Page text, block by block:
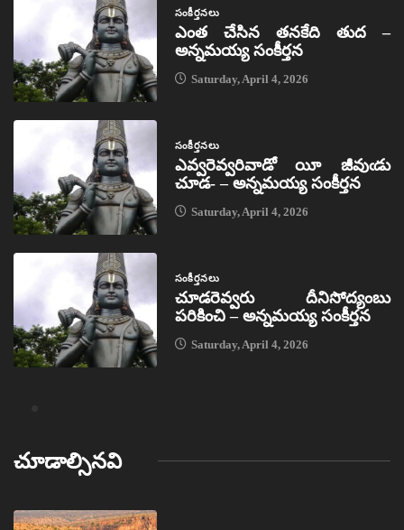
సంకీర్తనలు
ఎంత చేసిన తనకేది తుద –
అన్నమయ్య సంకీర్తన
Saturday, April 4, 2026
సంకీర్తనలు
ఎవ్వరెవ్వరివాడో యీ జీవుఁడు
చూడ- – అన్నమయ్య సంకీర్తన
Saturday, April 4, 2026
సంకీర్తనలు
చూడరెవ్వరు దీనిసోద్యంబు
పరికించి – అన్నమయ్య సంకీర్తన
Saturday, April 4, 2026
చూడాల్సినవి